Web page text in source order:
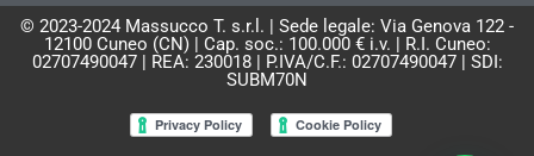
© 2023-2024 Massucco T. s.r.l. | Sede legale: Via Genova 122 -
12100 Cuneo (CN) | Cap. soc.: 100.000 € i.v. | R.I. Cuneo:
02707490047 | REA: 230018 | P.IVA/C.F.: 02707490047 | SDI:
SUBM70N